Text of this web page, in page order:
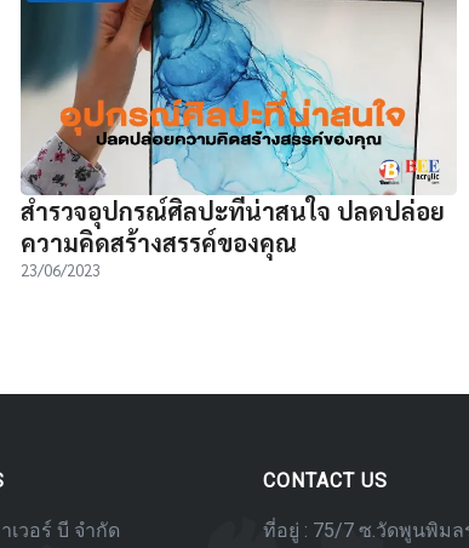
สำรวจอุปกรณ์ศิลปะที่น่าสนใจ ปลดปล่อย
ความคิดสร้างสรรค์ของคุณ
23/06/2023
เวอร์ บี จำกัด
CONTACT US
ที่อยู่ : 75/7 ซ.วัดพูนพิม